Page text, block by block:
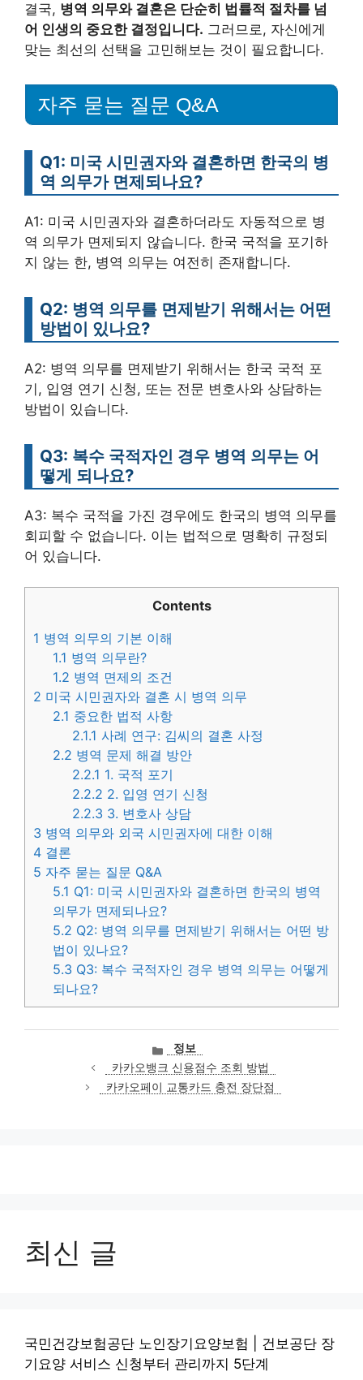
결국, 병역 의무와 결혼은 단순히 법률적 절차를 넘
어 인생의 중요한 결정입니다. 그러므로, 자신에게
맞는 최선의 선택을 고민해보는 것이 필요합니다.
자주 묻는 질문 Q&A
Q1: 미국 시민권자와 결혼하면 한국의 병
역 의무가 면제되나요?
A1: 미국 시민권자와 결혼하더라도 자동적으로 병
역 의무가 면제되지 않습니다. 한국 국적을 포기하
지 않는 한, 병역 의무는 여전히 존재합니다.
Q2: 병역 의무를 면제받기 위해서는 어떤
방법이 있나요?
A2: 병역 의무를 면제받기 위해서는 한국 국적 포
기, 입영 연기 신청, 또는 전문 변호사와 상담하는
방법이 있습니다.
Q3: 복수 국적자인 경우 병역 의무는 어
떻게 되나요?
A3: 복수 국적을 가진 경우에도 한국의 병역 의무를
회피할 수 없습니다. 이는 법적으로 명확히 규정되
어 있습니다.
Contents
1 병역 의무의 기본 이해
1.1 병역 의무란?
1.2 병역 면제의 조건
2 미국 시민권자와 결혼 시 병역 의무
2.1 중요한 법적 사항
2.1.1 사례 연구: 김씨의 결혼 사정
2.2 병역 문제 해결 방안
2.2.1 1. 국적 포기
2.2.2 2. 입영 연기 신청
2.2.3 3. 변호사 상담
3 병역 의무와 외국 시민권자에 대한 이해
4 결론
5 자주 묻는 질문 Q&A
5.1 Q1: 미국 시민권자와 결혼하면 한국의 병역
의무가 면제되나요?
5.2 Q2: 병역 의무를 면제받기 위해서는 어떤 방
법이 있나요?
5.3 Q3: 복수 국적자인 경우 병역 의무는 어떻게
되나요?
카
테
고
리
정보
카카오뱅크 신용점수 조회 방법
카카오페이 교통카드 충전 장단점
최신 글
국민건강보험공단 노인장기요양보험 | 건보공단 장
기요양 서비스 신청부터 관리까지 5단계